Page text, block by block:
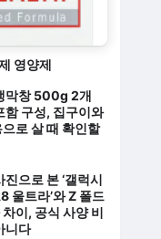
영양제
막창 500g 2개
함 구성, 집구이와
로 살 때 확인할
진으로 본 ‘갤럭시
울트라’와 Z 폴드
이, 공식 사양 비
니다